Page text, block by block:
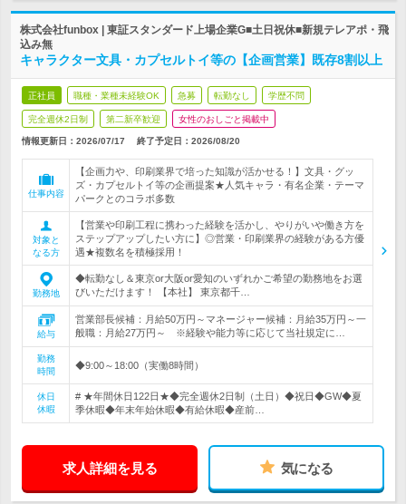
株式会社funbox | 東証スタンダード上場企業G■土日祝休■新規テレアポ・飛
込み無
キャラクター文具・カプセルトイ等の【企画営業】既存8割以上
正社員 職種・業種未経験OK 急募 転勤なし 学歴不問
完全週休2日制 第二新卒歓迎 女性のおしごと掲載中
情報更新日：2026/07/17 終了予定日： 2026/08/20
仕事内容
【企画力や、印刷業界で培った知識が活かせる！】文具・グッ
ズ・カプセルトイ等の企画提案★人気キャラ・有名企業・テーマ
パークとのコラボ多数
対象と
なる方
【営業や印刷工程に携わった経験を活かし、やりがいや働き方を
ステップアップしたい方に】◎営業・印刷業界の経験がある方優
遇★複数名を積極採用！
勤務地
◆転勤なし＆東京or大阪or愛知のいずれかご希望の勤務地をお選
びいただけます！ 【本社】 東京都千…
給与
営業部長候補：月給50万円～マネージャー候補：月給35万円～一
般職：月給27万円～ ※経験や能力等に応じて当社規定に…
勤務
時間
◆9:00～18:00（実働8時間）
休日
休暇
# ★年間休日122日★◆完全週休2日制（土日）◆祝日◆GW◆夏
季休暇◆年末年始休暇◆有給休暇◆産前…
求人詳細を見る 気になる